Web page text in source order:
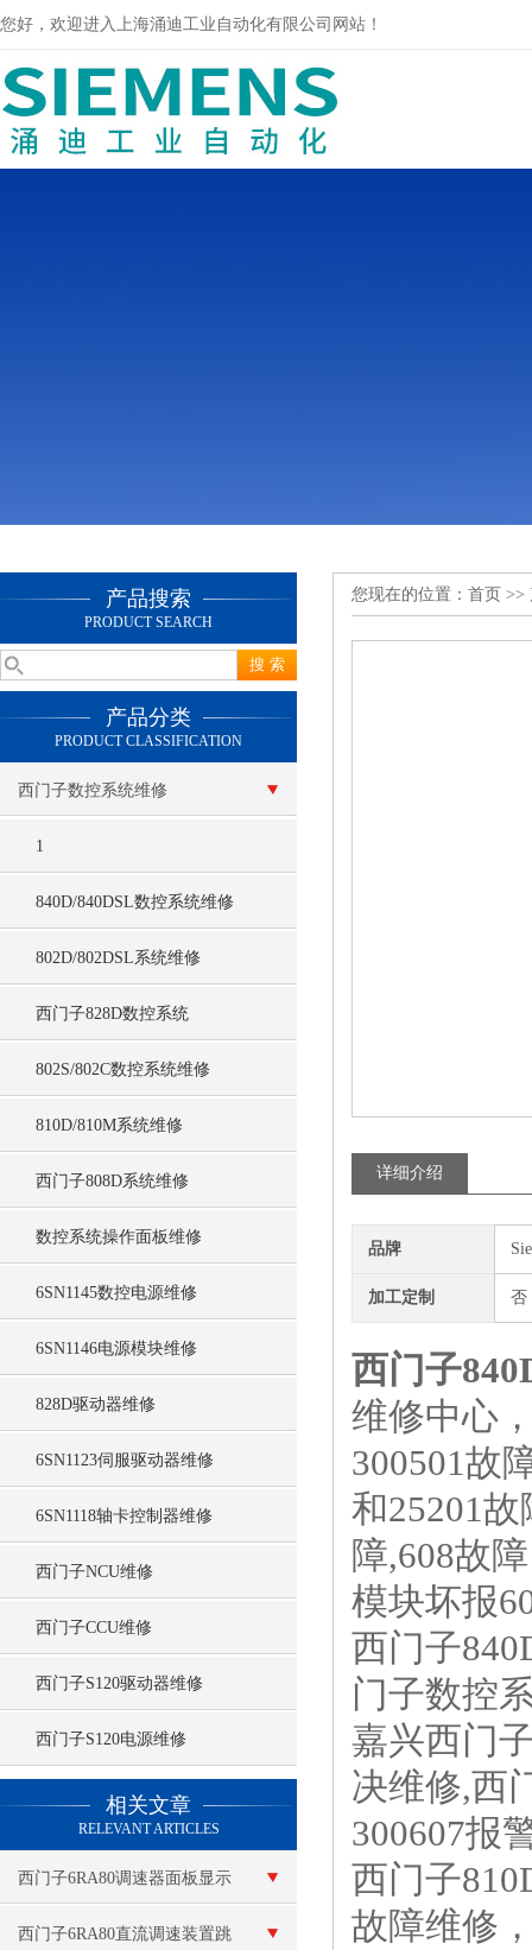
您好，欢迎进入上海涌迪工业自动化有限公司网站！
产品搜索
PRODUCT SEARCH
产品分类
PRODUCT CLASSIFICATION
西门子数控系统维修
1
840D/840DSL数控系统维修
802D/802DSL系统维修
西门子828D数控系统
802S/802C数控系统维修
810D/810M系统维修
西门子808D系统维修
数控系统操作面板维修
6SN1145数控电源维修
6SN1146电源模块维修
828D驱动器维修
6SN1123伺服驱动器维修
6SN1118轴卡控制器维修
西门子NCU维修
西门子CCU维修
西门子S120驱动器维修
西门子S120电源维修
相关文章
RELEVANT ARTICLES
西门子6RA80调速器面板显示
不亮
西门子6RA80直流调速装置跳
您现在的位置： 首页 >>
详细介绍
品牌
加工定制 否
西门子
维修中心
300501故
和25201
障,608故
模块坏报
西门子
门子数控
嘉兴西门
决维修,西
300607报
西门子
故障维修